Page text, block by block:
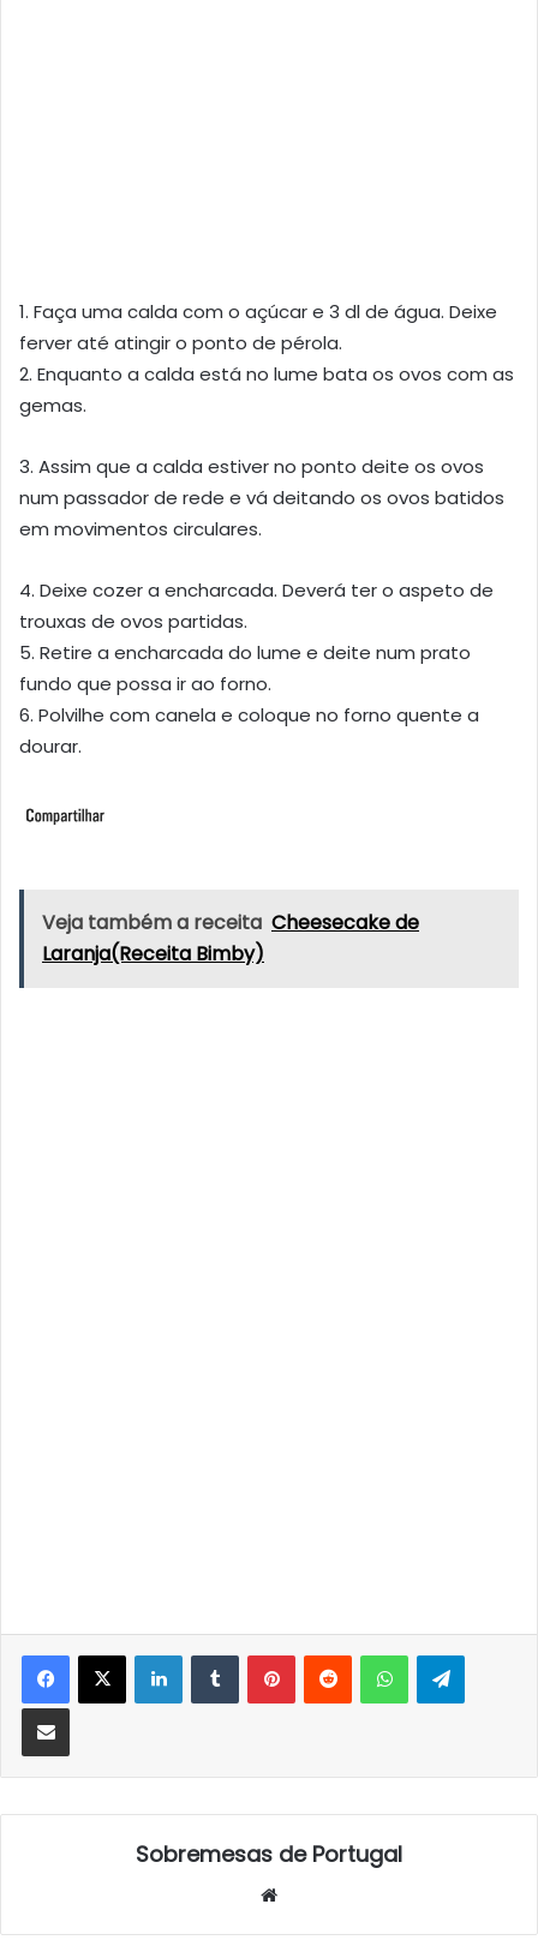
1. Faça uma calda com o açúcar e 3 dl de água. Deixe
ferver até atingir o ponto de pérola.
2. Enquanto a calda está no lume bata os ovos com as
gemas.
3. Assim que a calda estiver no ponto deite os ovos
num passador de rede e vá deitando os ovos batidos
em movimentos circulares.
4. Deixe cozer a encharcada. Deverá ter o aspeto de
trouxas de ovos partidas.
5. Retire a encharcada do lume e deite num prato
fundo que possa ir ao forno.
6. Polvilhe com canela e coloque no forno quente a
dourar.
Veja também a receita Cheesecake de
Laranja(Receita Bimby)
LinkedInTumblrPinterestReddit WhatsApp
Partilhar Via Email
Sobremesas de Portugal